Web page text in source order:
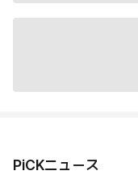
PiCKニュース